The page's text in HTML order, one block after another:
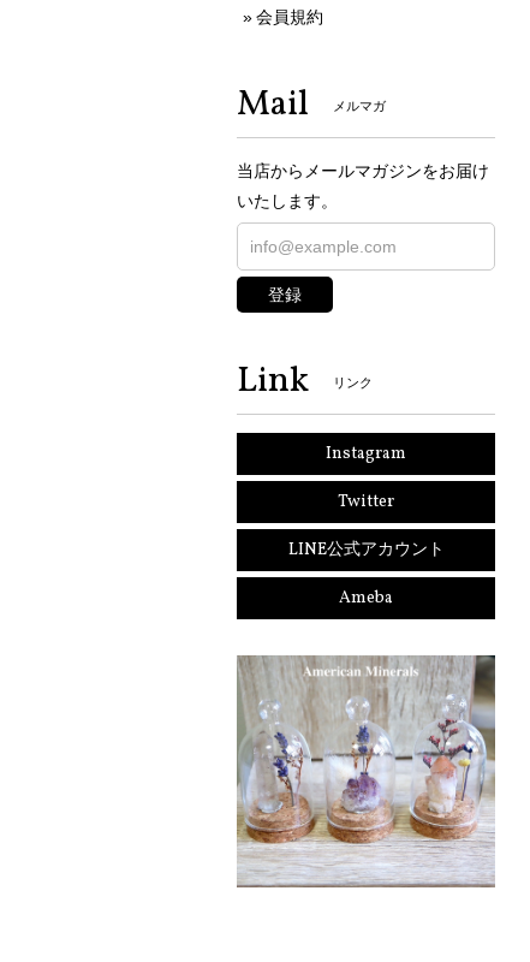
会員規約
Mail メルマガ
当店からメールマガジンをお届け
いたします。
登録
Link リンク
Instagram
Twitter
LINE公式アカウント
Ameba